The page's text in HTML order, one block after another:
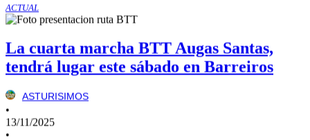
ACTUAL
La cuarta marcha BTT Augas Santas,
tendrá lugar este sábado en Barreiros
ASTURISIMOS
•
13/11/2025
•